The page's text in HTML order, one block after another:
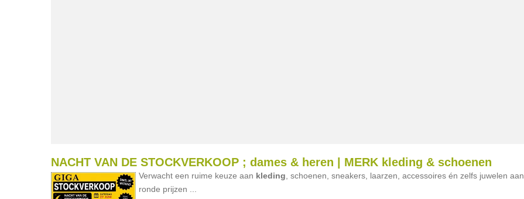
NACHT VAN DE STOCKVERKOOP ; dames & heren | MERK kleding & schoenen
Verwacht een ruime keuze aan kleding , schoenen, sneakers, laarzen, accessoires én zelfs juwelen aan
ronde prijzen ...